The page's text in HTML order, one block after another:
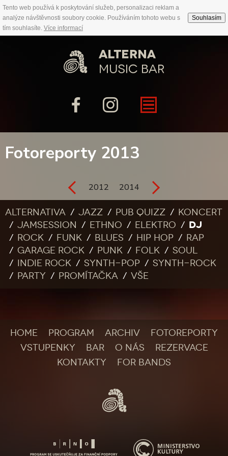
Tento web používá k poskytování služeb, personalizaci reklam a
analýze návštěvnosti soubory cookie. Používáním tohoto webu s
tím souhlasíte. Více informací
Souhlasím
Fotoreporty 2013
2012 2014
Alternativa Jazz Pub quizz
Koncert
Jamsession
Ethno Elektro DJ
Rock Funk Blues Hip Hop
Rap
Garage rock
Punk Folk
Soul
Indie rock
Synth-pop
Synth-rock
Party
Promítačka Vše
HOME PROGRAM ARCHIV
FOTOREPORTY
VSTUPENKY
BAR O NÁS
REZERVACE
KONTAKTY
FOR BANDS